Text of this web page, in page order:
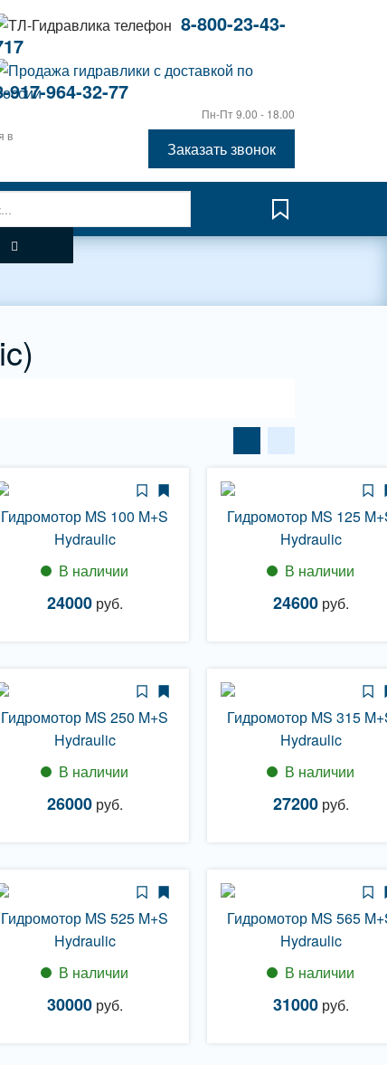
8-800-23-43-
917-964-32-77
Пн-Пт 9.00 - 18.00
в
Заказать звонок
Гидромотор MS 100 M+S
Hydraulic
В наличии
24000руб.
Гидромотор MS 125
Hydraulic
В наличии
24600руб.
Гидромотор MS 250 M+S
Hydraulic
В наличии
26000руб.
Гидромотор MS 315
Hydraulic
В наличии
27200руб.
Гидромотор MS 525 M+S
Hydraulic
В наличии
30000руб.
Гидромотор MS 565
Hydraulic
В наличии
31000руб.